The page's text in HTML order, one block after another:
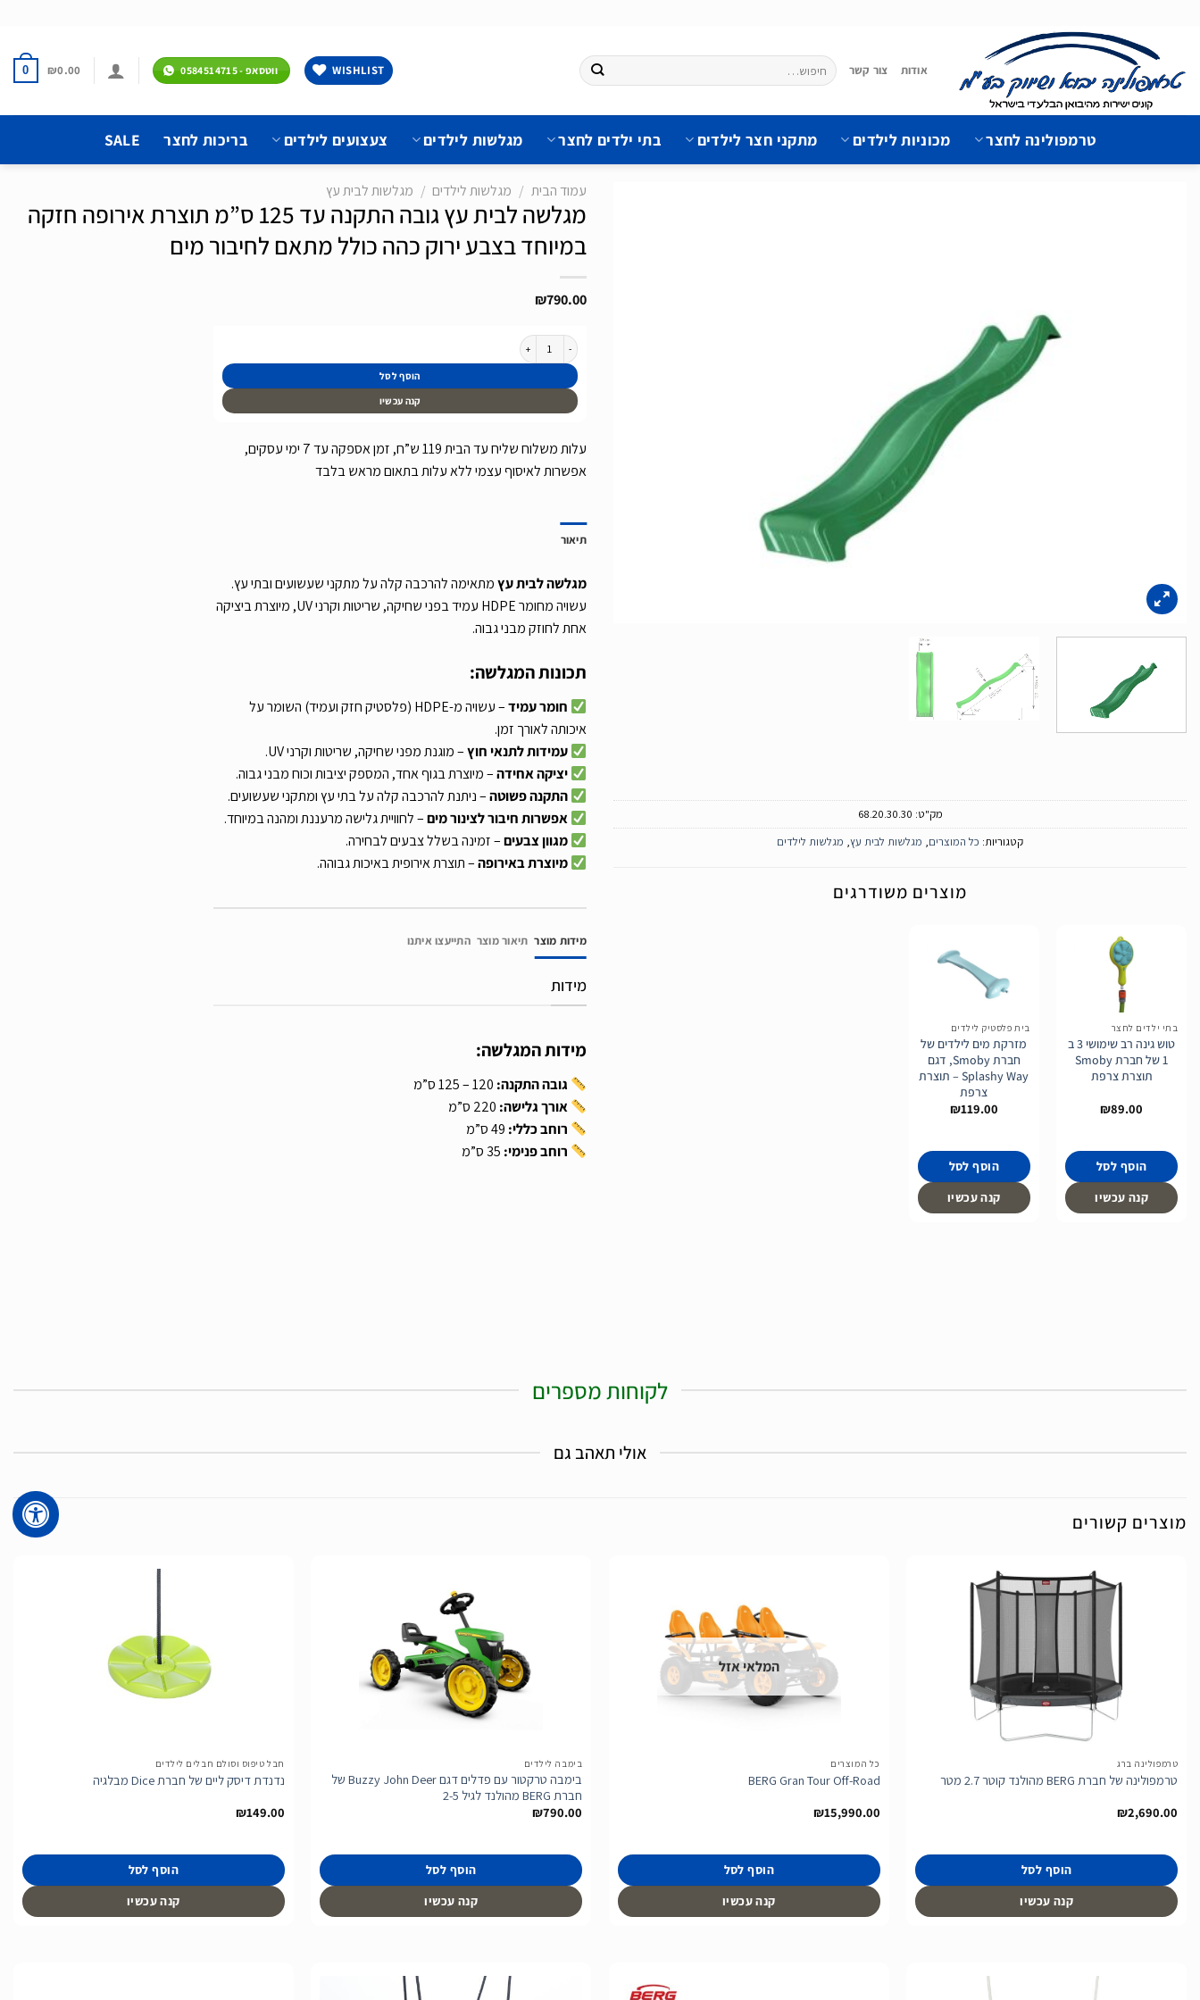
content
אודות צור קשר
חיפוש
עבור:
WISHLIST ווטסאפ - 0584514715 ₪0.00
0
טרמפולינה לחצר מכוניות לילדים מתקני חצר לילדים בתי ילדים לחצר מגלשות לילדים צעצועים לילדים בריכות לחצר SALE
מק"ט: 68.20.30.30
קטגוריות: כל המוצרים, מגלשות לבית עץ, מגלשות לילדים
מוצרים משודרגים
בתי ילדים לחצר
טוש גינה רב שימושי 3 ב
1 של חברת Smoby
תוצרת צרפת
₪89.00
הוסף לסל
קנה עכשיו
בית פלסטיק לילדים
מזרקת מים לילדים של
חברת Smoby, דגם
Splashy Way – תוצרת
צרפת
₪119.00
הוסף לסל
קנה עכשיו
עמוד הבית / מגלשות לילדים / מגלשות לבית עץ
מגלשה לבית עץ גובה התקנה עד 125 ס”מ תוצרת אירופה חזקה
במיוחד בצבע ירוק כהה כולל מתאם לחיבור מים
₪790.00
כמות של מגלשה לבית עץ גובה התקנה עד 125 ס”מ תוצרת אירופה חזקה במיוחד בצבע ירוק כהה כולל מתאם לחיבור מים
הוסף לסל
קנה עכשיו
עלות משלוח שליח עד הבית 119 ש”ח, זמן אספקה עד 7 ימי עסקים,
אפשרות לאיסוף עצמי ללא עלות בתאום מראש בלבד
תיאור
מגלשה לבית עץמתאימה להרכבה קלה על מתקני שעשועים ובתי עץ.
עשויה מחומר HDPE עמיד בפני שחיקה, שריטות וקרני UV, מיוצרת ביציקה
אחת לחוזק מבני גבוה.
תכונות המגלשה:
חומר עמיד
– עשויה מ-HDPE (פלסטיק חזק ועמיד) השומר על
איכותה לאורך זמן.
עמידות לתנאי חוץ– מוגנת מפני שחיקה, שריטות וקרני UV.
יציקה אחידה– מיוצרת בגוף אחד, המספק יציבות וכוח מבני גבוה.
התקנה פשוטה– ניתנת להרכבה קלה על בתי עץ ומתקני שעשועים.
אפשרות חיבור לצינור מים– לחוויית גלישה מרעננת ומהנה במיוחד.
מגוון צבעים– זמינה בשלל צבעים לבחירה.
מיוצרת באירופה– תוצרת אירופית באיכות גבוהה.
מידות מוצר תיאור מוצר התייעצו איתנו
מידות
מידות המגלשה:
גובה התקנה:
אורך גלישה:
רוחב כללי:
רוחב פנימי:
לקוחות מספרים
אולי תאהב גם
מוצרים קשורים
טרמפולינה ברג
טרמפולינה של חברת BERG מהולנד קוטר 2.7 מטר
₪2,690.00
הוסף לסל
קנה עכשיו
המלאי אזל
כל המוצרים
BERG Gran Tour Off-Road
₪15,990.00
הוסף לסל
קנה עכשיו
בימבה לילדים
בימבה טרקטור עם פדלים דגם Buzzy John Deer של
חברת BERG מהולנד לגיל 2-5
₪790.00
הוסף לסל
קנה עכשיו
חבל טיפוס וסולם חבלים לילדים
נדנדת דיסק ליים של חברת Dice מבלגיה
₪149.00
הוסף לסל
קנה עכשיו